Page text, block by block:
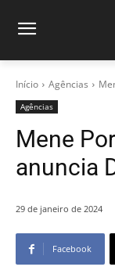
Início Agências
Agências
Mene
anuncia
29 de janeiro de 2024
Facebook